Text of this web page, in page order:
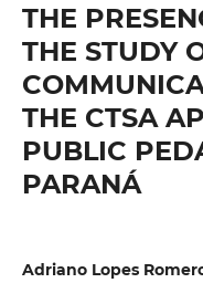
THE
THE STUDY
THE CTSA
PUBLIC
PARANÁ
Adriano Lopes